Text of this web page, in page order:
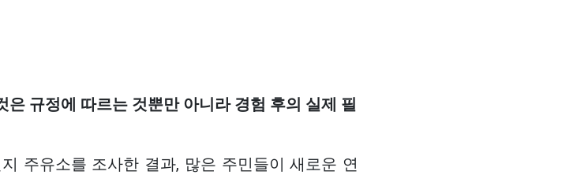
은 규정에 따르는 것뿐만 아니라 경험 후의 실제 필
주유소를 조사한 결과, 많은 주민들이 새로운 연